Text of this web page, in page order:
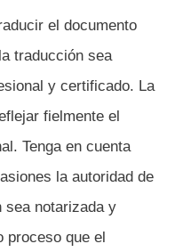
el documento
traducción sea
y certificado. La
fielmente el
Tenga en cuenta
la autoridad de
sea notarizada y
proceso que el